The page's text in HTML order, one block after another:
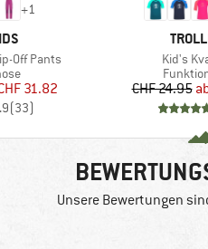
+1
Off Pants
Preis
31.82
(33)
Artikel
Kid's
CHF 24.95
Unsere Bewertungen